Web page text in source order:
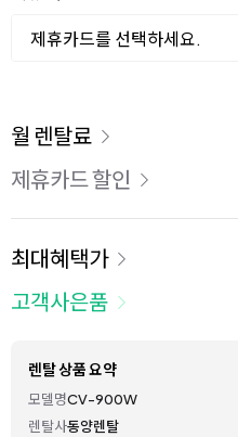
제휴카드를 선택하세요.
이용 요금
월 렌탈료
제휴카드 할인
최대혜택가
고객사은품
렌탈 상품 요약
모델명CV-900W
렌탈사동양렌탈